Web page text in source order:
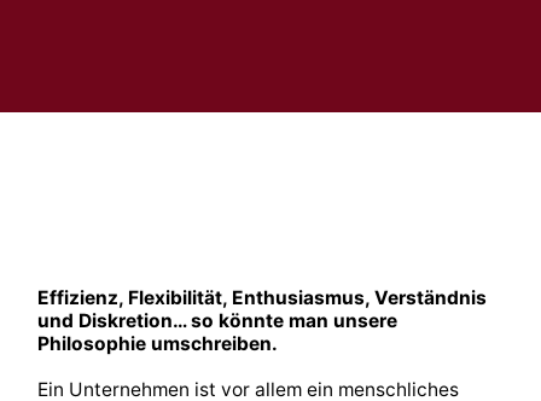
Effizienz, Flexibilität, Enthusiasmus, Verständnis
und Diskretion… so könnte man unsere
Philosophie umschreiben.
Ein Unternehmen ist vor allem ein menschliches